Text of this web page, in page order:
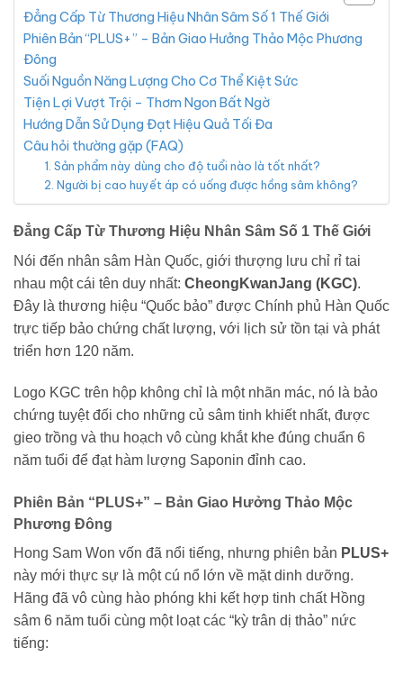
Đẳng Cấp Từ Thương Hiệu Nhân Sâm Số 1 Thế Giới
Phiên Bản “PLUS+” – Bản Giao Hưởng Thảo Mộc Phương
Đông
Suối Nguồn Năng Lượng Cho Cơ Thể Kiệt Sức
Tiện Lợi Vượt Trội – Thơm Ngon Bất Ngờ
Hướng Dẫn Sử Dụng Đạt Hiệu Quả Tối Đa
Câu hỏi thường gặp (FAQ)
1. Sản phẩm này dùng cho độ tuổi nào là tốt nhất?
2. Người bị cao huyết áp có uống được hồng sâm không?
Đẳng Cấp Từ Thương Hiệu Nhân Sâm Số 1 Thế Giới
Nói đến nhân sâm Hàn Quốc, giới thượng lưu chỉ rỉ tai
nhau một cái tên duy nhất: CheongKwanJang (KGC).
Đây là thương hiệu “Quốc bảo” được Chính phủ Hàn Quốc
trực tiếp bảo chứng chất lượng, với lịch sử tồn tại và phát
triển hơn 120 năm.
Logo KGC trên hộp không chỉ là một nhãn mác, nó là bảo
chứng tuyệt đối cho những củ sâm tinh khiết nhất, được
gieo trồng và thu hoạch vô cùng khắt khe đúng chuẩn 6
năm tuổi để đạt hàm lượng Saponin đỉnh cao.
Phiên Bản “PLUS+” – Bản Giao Hưởng Thảo Mộc
Phương Đông
Hong Sam Won vốn đã nổi tiếng, nhưng phiên bản PLUS+
này mới thực sự là một cú nổ lớn về mặt dinh dưỡng.
Hãng đã vô cùng hào phóng khi kết hợp tinh chất Hồng
sâm 6 năm tuổi cùng một loạt các “kỳ trân dị thảo” nức
tiếng: